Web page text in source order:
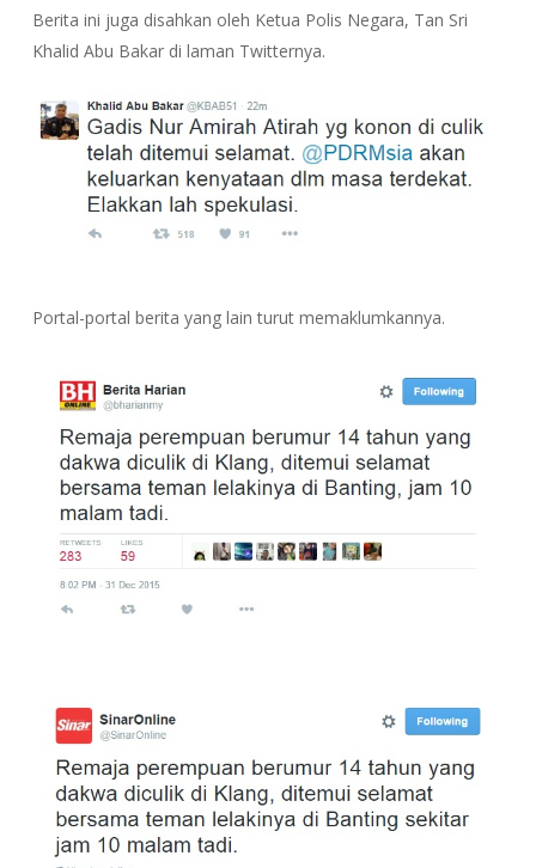
Berita ini juga disahkan oleh Ketua Polis Negara, Tan Sri
Khalid Abu Bakar di laman Twitternya.
Portal-portal berita yang lain turut memaklumkannya.